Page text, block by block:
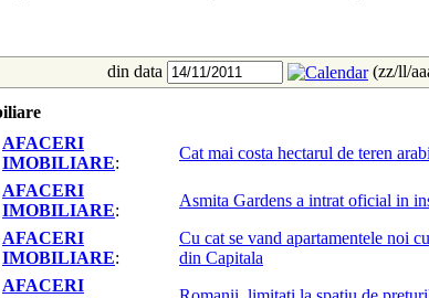
din data (zz/ll/
AFACERI
IMOBILIARE:
Cat mai costa hectarul de teren
AFACERI
IMOBILIARE:
Asmita Gardens a intrat oficial in
AFACERI
IMOBILIARE:
Cu cat se vand apartamentele noi
din Capitala
AFACERI